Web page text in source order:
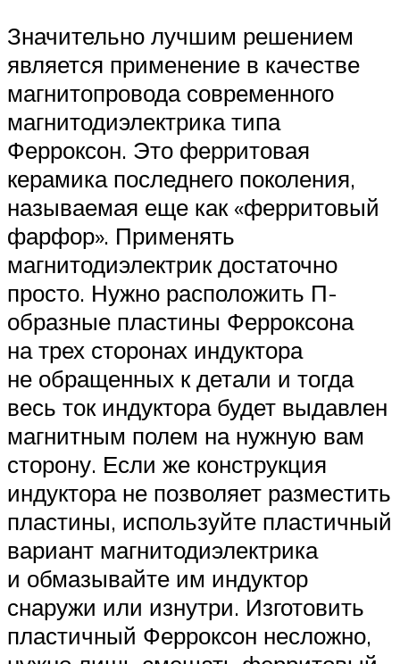
Значительно лучшим решением
является применение в качестве
магнитопровода современного
магнитодиэлектрика типа
Ферроксон. Это ферритовая
керамика последнего поколения,
называемая еще как «ферритовый
фарфор». Применять
магнитодиэлектрик достаточно
просто. Нужно расположить П-
образные пластины Ферроксона
на трех сторонах индуктора
не обращенных к детали и тогда
весь ток индуктора будет выдавлен
магнитным полем на нужную вам
сторону. Если же конструкция
индуктора не позволяет разместить
пластины, используйте пластичный
вариант магнитодиэлектрика
и обмазывайте им индуктор
снаружи или изнутри. Изготовить
пластичный Ферроксон несложно,